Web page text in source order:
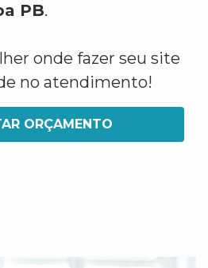
PB.
onde fazer seu site
no atendimento!
ORÇAMENTO